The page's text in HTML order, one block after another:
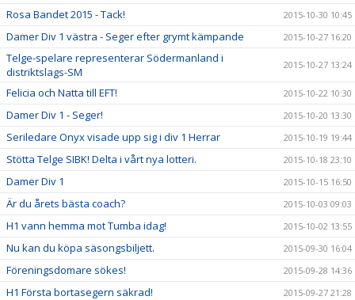
Rosa Bandet 2015 - Tack! 2015-10-30 10:45
Damer Div 1 västra - Seger efter grymt kämpande 2015-10-27 16:20
Telge-spelare representerar Södermanland i
distriktslags-SM
2015-10-27 13:24
Felicia och Natta till EFT! 2015-10-22 10:30
Damer Div 1 - Seger! 2015-10-20 13:30
Seriledare Onyx visade upp sig i div 1 Herrar 2015-10-19 19:44
Stötta Telge SIBK! Delta i vårt nya lotteri. 2015-10-18 23:10
Damer Div 1 2015-10-15 16:50
Är du årets bästa coach? 2015-10-03 09:03
H1 vann hemma mot Tumba idag! 2015-10-02 13:55
Nu kan du köpa säsongsbiljett. 2015-09-30 16:04
Föreningsdomare sökes! 2015-09-28 14:36
H1 Första bortasegern säkrad! 2015-09-27 21:28